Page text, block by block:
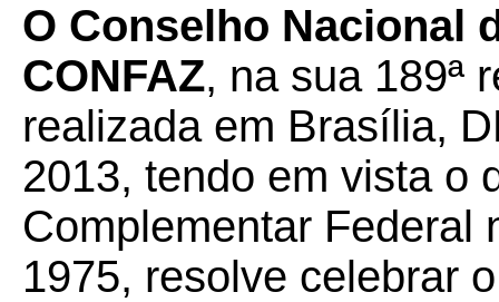
O Conselho Nacional
CONFAZ, na sua 189ª
realizada em Brasília,
2013, tendo em vista o
Complementar Federal
1975, resolve celebrar